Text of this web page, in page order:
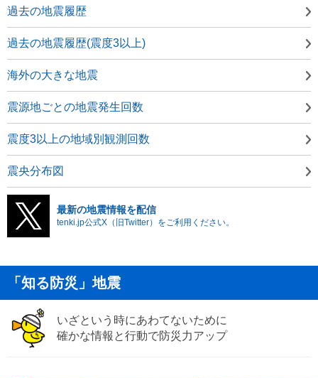
過去の地震履歴
過去の地震履歴(震度3以上)
海外の大きな地震
震源地ごとの地震発生回数
震度3以上の地域別観測回数
震央分布図
最新の地震情報を配信
tenki.jp公式X（旧Twitter）をご利用ください。
「知る防災」地震
いざという時にあわてないために
確かな情報と行動で防災力アップ